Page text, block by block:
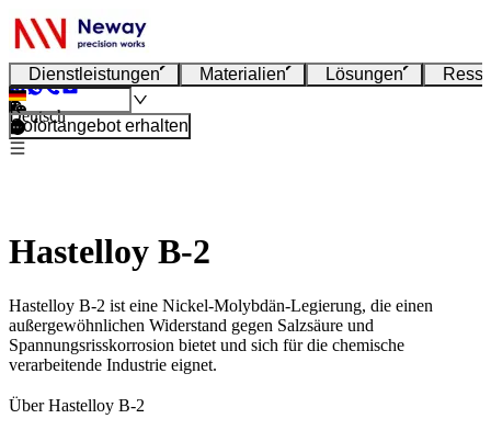
Dienstleistungen Materialien Lösungen
Deutsch
Sofortangebot erhalten
Hastelloy B-2
Hastelloy B-2 ist eine Nickel-Molybdän-Legierung, die einen
außergewöhnlichen Widerstand gegen Salzsäure und
Spannungsrisskorrosion bietet und sich für die chemische
verarbeitende Industrie eignet.
Über Hastelloy B-2